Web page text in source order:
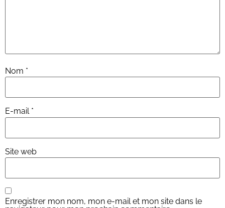
Nom *
E-mail *
Site web
Enregistrer mon nom, mon e-mail et mon site dans le